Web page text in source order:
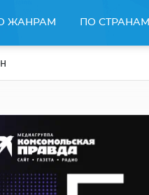
ЖАНРАМ ПО СТРАНАМ